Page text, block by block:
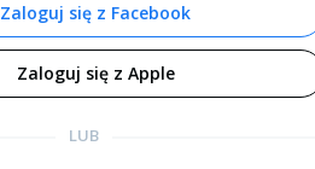
Zaloguj się z Facebook
Zaloguj się z Apple
LUB